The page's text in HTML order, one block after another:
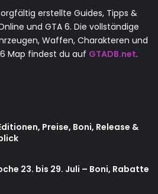
erstellte Guides, Tipps &
und GTA 6. Die vollständige
Waffen, Charakteren und
Map findest du auf GTADB.net.
Preise, Boni, Release &
23. bis 29. Juli – Boni, Rabatte